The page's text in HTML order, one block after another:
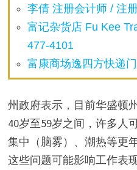
李倩 注册会计师 / 注
富记杂货店 Fu Kee
477-4101
富康商场逸四方快递
州政府表示，目前华盛顿
40岁至59岁之间，许多人
集中（脑雾）、潮热等更
这些问题可能影响工作表